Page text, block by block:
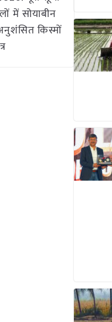
में सोयाबीन
किस्मों